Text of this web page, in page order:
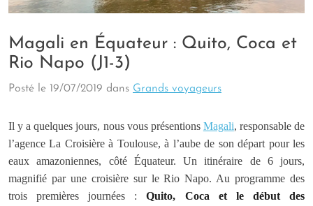
Magali en Équateur : Quito, Coca et
Rio Napo (J1-3)
Posté le 19/07/2019 dans Grands voyageurs
Il y a quelques jours, nous vous présentions Magali, responsable de
l’agence La Croisière à Toulouse, à l’aube de son départ pour les
eaux amazoniennes, côté Équateur. Un itinéraire de 6 jours,
magnifié par une croisière sur le Rio Napo. Au programme des
trois premières journées :Quito, Coca et le début des